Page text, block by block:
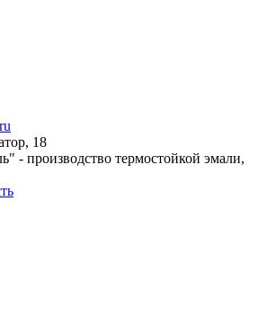
18
производство термостойкой эмали,